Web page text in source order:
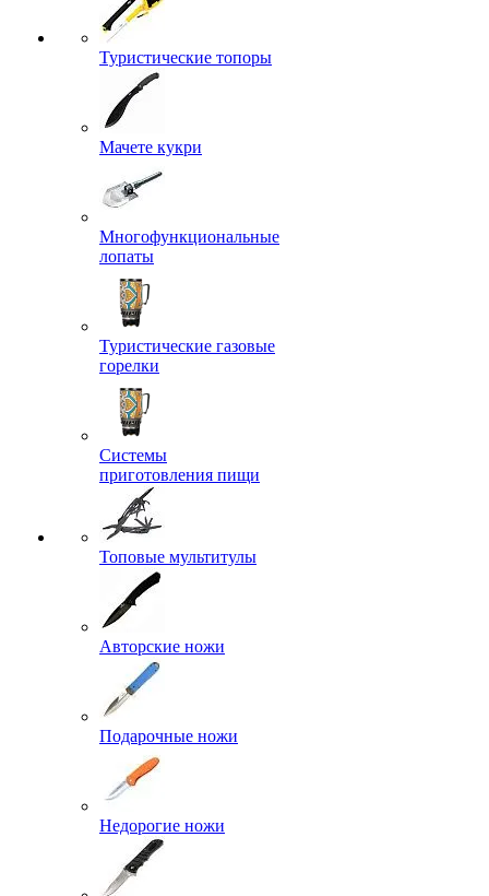
Туристические топоры
Мачете кукри
Многофункциональные
лопаты
Туристические газовые
горелки
Системы
приготовления пищи
Топовые мультитулы
Авторские ножи
Подарочные ножи
Недорогие ножи